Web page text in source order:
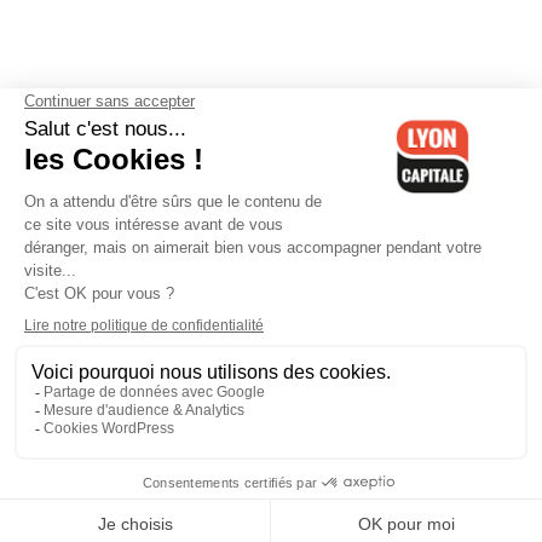
Contactez-nous-Mentions légales-CGV-Politique de
confidentialité-Gestion des cookies
Cedex 06